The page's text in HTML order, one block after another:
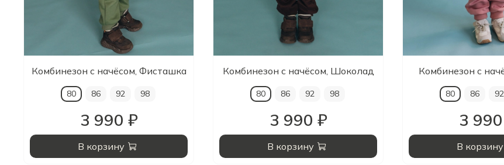
Комбинезон с начёсом, Фисташка
80 86 92 98
3 990 ₽
В корзину
Комбинезон с начёсом, Шоколад
80 86 92 98
3 990 ₽
В корзину
Комбинезон с
80 86 92
3
В корзину